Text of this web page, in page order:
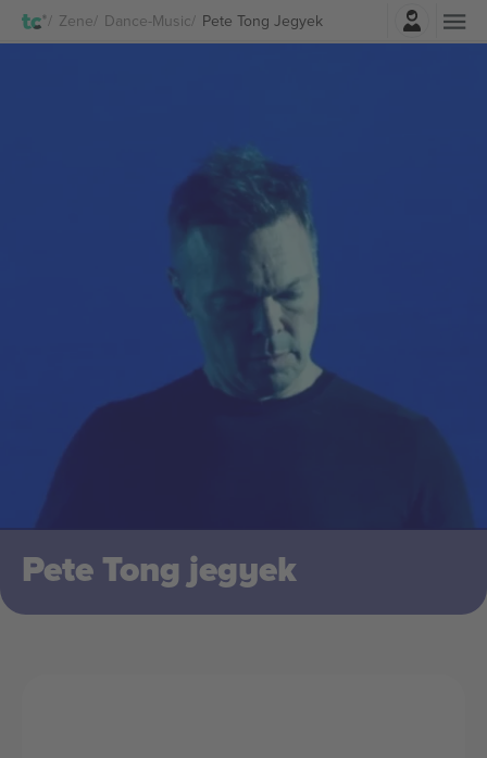
Zene Dance-Music Pete Tong Jegyek
Belépés
Pete Tong jegyek